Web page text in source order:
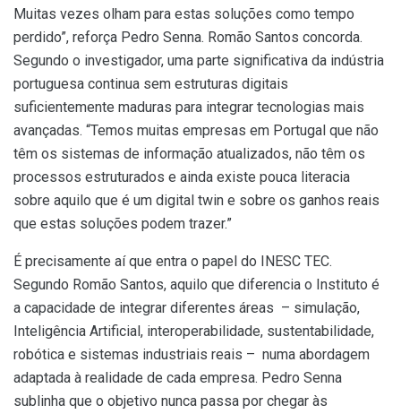
Muitas vezes olham para estas soluções como tempo
perdido”, reforça Pedro Senna. Romão Santos concorda.
Segundo o investigador, uma parte significativa da indústria
portuguesa continua sem estruturas digitais
suficientemente maduras para integrar tecnologias mais
avançadas. “Temos muitas empresas em Portugal que não
têm os sistemas de informação atualizados, não têm os
processos estruturados e ainda existe pouca literacia
sobre aquilo que é um digital twin e sobre os ganhos reais
que estas soluções podem trazer.”
É precisamente aí que entra o papel do INESC TEC.
Segundo Romão Santos, aquilo que diferencia o Instituto é
a capacidade de integrar diferentes áreas – simulação,
Inteligência Artificial, interoperabilidade, sustentabilidade,
robótica e sistemas industriais reais – numa abordagem
adaptada à realidade de cada empresa. Pedro Senna
sublinha que o objetivo nunca passa por chegar às